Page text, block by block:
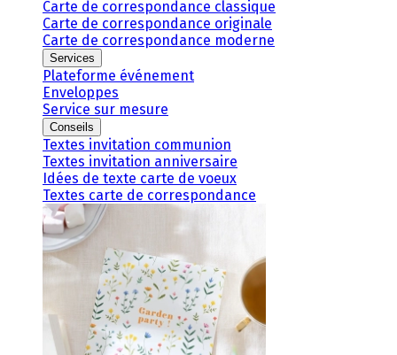
Carte de correspondance classique
Carte de correspondance originale
Carte de correspondance moderne
Services
Plateforme événement
Enveloppes
Service sur mesure
Conseils
Textes invitation communion
Textes invitation anniversaire
Idées de texte carte de voeux
Textes carte de correspondance